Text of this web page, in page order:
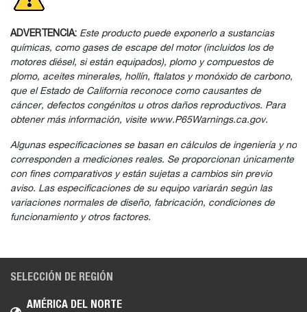
ADVERTENCIA: Este producto puede exponerlo a sustancias
químicas, como gases de escape del motor (incluidos los de
motores diésel, si están equipados), plomo y compuestos de
plomo, aceites minerales, hollín, ftalatos y monóxido de carbono,
que el Estado de California reconoce como causantes de
cáncer, defectos congénitos u otros daños reproductivos. Para
obtener más información, visite www.P65Warnings.ca.gov.
Algunas especificaciones se basan en cálculos de ingeniería y no
corresponden a mediciones reales. Se proporcionan únicamente
con fines comparativos y están sujetas a cambios sin previo
aviso. Las especificaciones de su equipo variarán según las
variaciones normales de diseño, fabricación, condiciones de
funcionamiento y otros factores.
SELECCIÓN DE REGIÓN
AMÉRICA DEL NORTE